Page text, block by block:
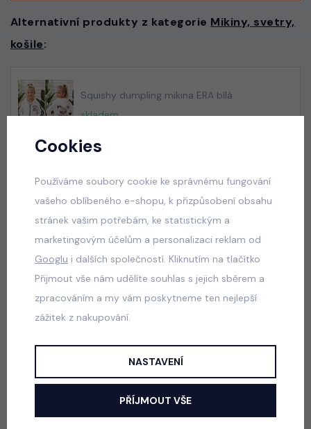
Alternativní produkty z kategorie Mikiny, svetry,
košile:
Squishy dumpling mikina ERA bílá
skladem
Squishy dumpling mikina ERA tmavě růžová
skladem
529 Kč
499 Kč
Jak vybrat správnou velikost?
Cookies
Používáme soubory cookie ke správnému fungování
vašeho oblíbeného e-shopu, k přizpůsobení obsahu
stránek vašim potřebám, ke statistickým a
marketingovým účelům a personalizaci reklam od
Googlu i dalších společností. Kliknutím na tlačítko
Přijmout vše nám udělíte souhlas s jejich sběrem a
zpracováním a my vám poskytneme ten nejlepší
zážitek z nakupování.
NASTAVENÍ
PŘÍJMOUT VŠE